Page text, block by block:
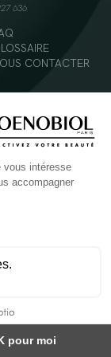
636
CONTACTER
LÉGUMES PAR JOUR -
d'un mode de vie sain et
varié et équilibré.